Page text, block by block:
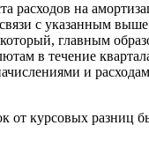
расходов на
с указанным
главным
в течение
и
от курсовых разниц